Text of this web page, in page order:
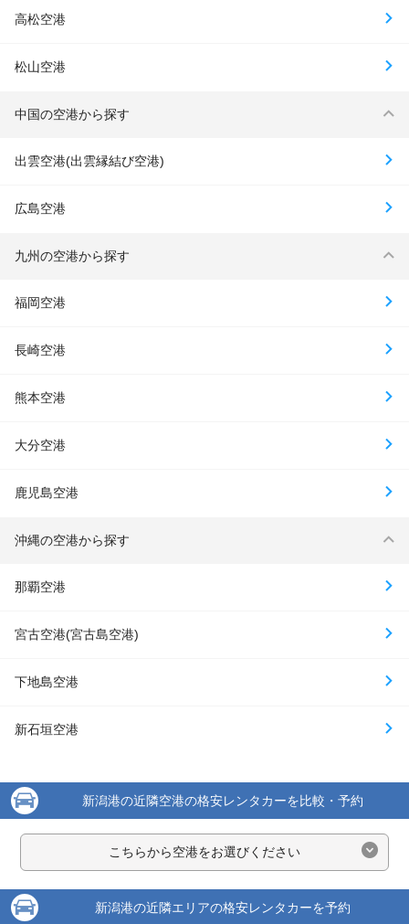
高松空港
松山空港
中国の空港から探す
出雲空港(出雲縁結び空港)
広島空港
九州の空港から探す
福岡空港
長崎空港
熊本空港
大分空港
鹿児島空港
沖縄の空港から探す
那覇空港
宮古空港(宮古島空港)
下地島空港
新石垣空港
新潟港の近隣空港の格安レンタカーを比較・予約
こちらから空港をお選びください
新潟港の近隣エリアの格安レンタカーを予約